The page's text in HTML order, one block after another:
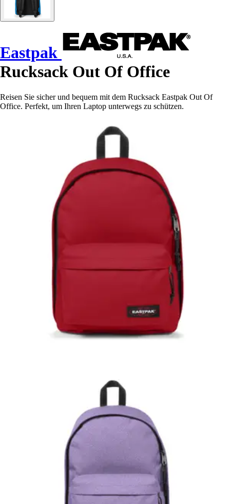
Eastpak
Rucksack Out Of Office
Reisen Sie sicher und bequem mit dem Rucksack Eastpak Out Of
Office. Perfekt, um Ihren Laptop unterwegs zu schützen.